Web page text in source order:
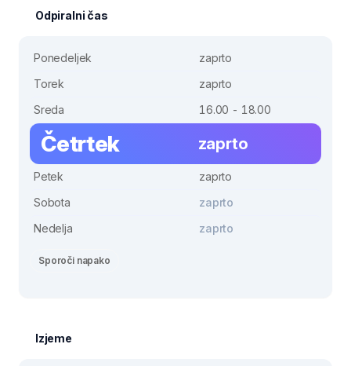
Odpiralni čas
Ponedeljek
zaprto
Torek
zaprto
Sreda
16.00 - 18.00
Četrtek zaprto
Petek
zaprto
Sobota
zaprto
Nedelja
zaprto
Sporoči napako
Izjeme